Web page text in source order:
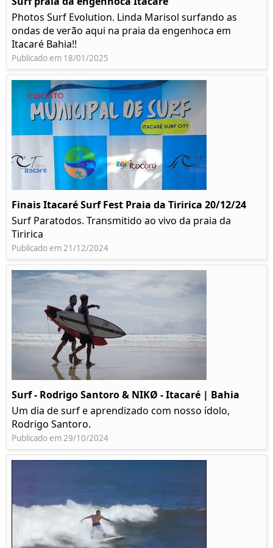
Photos Surf Evolution. Linda Marisol surfando as
ondas de verão aqui na praia da engenhoca em
Itacaré Bahia!!
Publicado em 18/01/2025
Finais Itacaré Surf Fest Praia da Tiririca 20/12/24
Surf Paratodos. Transmitido ao vivo da praia da
Tiririca
Publicado em 21/12/2024
Surf - Rodrigo Santoro & NIKØ - Itacaré | Bahia
Um dia de surf e aprendizado com nosso ídolo,
Rodrigo Santoro.
Publicado em 29/10/2024